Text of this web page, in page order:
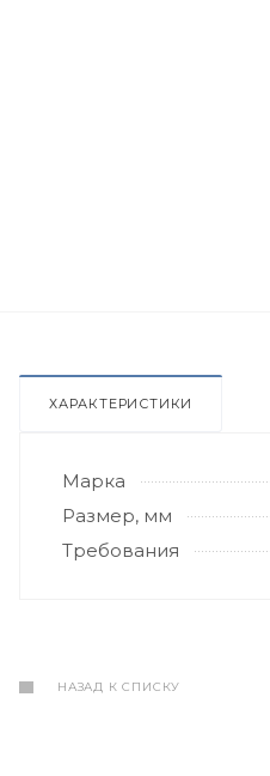
ХАРАКТЕРИСТИКИ
Марка
Размер, мм
Требования
НАЗАД К СПИСКУ